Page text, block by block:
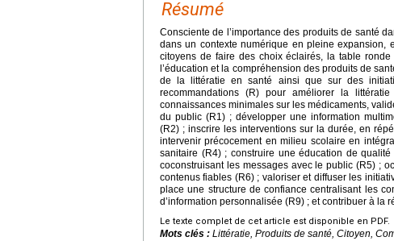
Résumé
Consciente de l’importance des produits de santé
dans un contexte numérique en pleine
citoyens de faire des choix éclairés, la table
l’éducation et la compréhension des produits de
de la littératie en santé ainsi que sur des
recommandations (R) pour améliorer la
connaissances minimales sur les médicaments,
du public (R1) ; développer une information
(R2) ; inscrire les interventions sur la durée, en
intervenir précocement en milieu scolaire en
sanitaire (R4) ; construire une éducation de
coconstruisant les messages avec le public (R5) ;
contenus fiables (R6) ; valoriser et diffuser les
place une structure de confiance centralisant les
d’information personnalisée (R9) ; et contribuer à la
Le texte complet de cet article est disponible en PDF.
Mots clés : Littératie, Produits de santé, Citoyen,